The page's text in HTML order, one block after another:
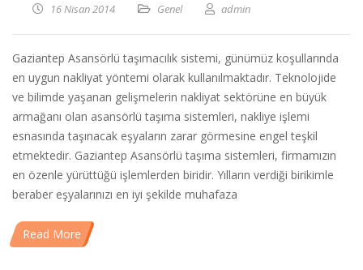
16 Nisan 2014 Genel admin
Gaziantep Asansörlü taşımacılık sistemi, günümüz koşullarında
en uygun nakliyat yöntemi olarak kullanılmaktadır. Teknolojide
ve bilimde yaşanan gelişmelerin nakliyat sektörüne en büyük
armağanı olan asansörlü taşıma sistemleri, nakliye işlemi
esnasında taşınacak eşyaların zarar görmesine engel teşkil
etmektedir. Gaziantep Asansörlü taşıma sistemleri, firmamızın
en özenle yürüttüğü işlemlerden biridir. Yılların verdiği birikimle
beraber eşyalarınızı en iyi şekilde muhafaza
Read More